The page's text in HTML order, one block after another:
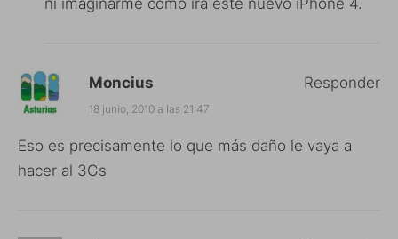
ni imaginarme como ira este nuevo iPhone 4.
Moncius
18 junio, 2010 a las 21:47
Eso es precisamente lo que más daño le vaya a
hacer al 3Gs
Responder